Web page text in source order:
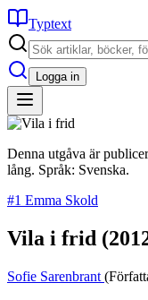
Typtext
Logga in
Denna utgåva är
lång. Språk: Svenska.
#1 Emma Skold
Vila i frid
Sofie Sarenbrant